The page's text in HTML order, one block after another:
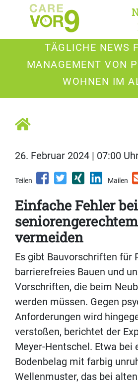
TÄGLICHE NEWS
MANAGEMENT VON
WOHNEN IM
26. Februar 2024 | 07:00
Teilen Mailen
Einfache Fehler bei
vermeiden
Es gibt Bauvorschriften für
barrierefreies Bauen und
Vorschriften, die beim
werden müssen. Gegen
Anforderungen wird
verstoßen, berichtet der
Meyer-Hentschel. Etwa bei
Bodenbelag mit farbig
Wellenmuster, das bei